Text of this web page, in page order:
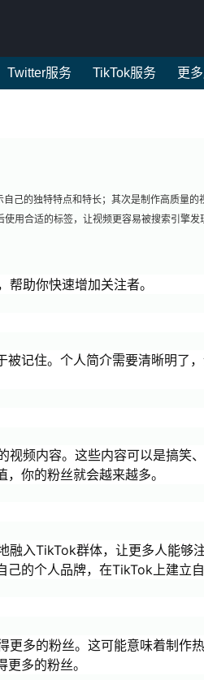
Twitter服务 TikTok服务 更
己的独特特点和特长；其次是制作高质量的
用合适的标签，让视频更容易被搜索引擎发
助你快速增加关注者。
记住。个人简介需要清晰明了
频内容。这些内容可以是搞笑
你的粉丝就会越来越多。
融入TikTok群体，让更多人能够
的个人品牌，在TikTok上建立自
多的粉丝。这可能意味着制作
多的粉丝。